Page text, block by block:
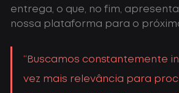
entrega, o que, no fim,
nossa plataforma para o
“Buscamos constantemente
vez mais relevância para